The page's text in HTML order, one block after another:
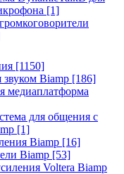
[1]
[1150]
Biamp [186]
медиаплатформа
для общения с
[1]
Biamp [16]
Biamp [53]
Voltera Biamp